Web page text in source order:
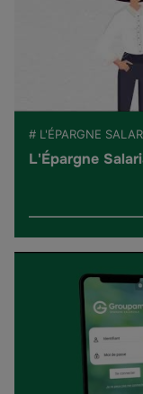
# L'ÉPARGNE
L'Épargne